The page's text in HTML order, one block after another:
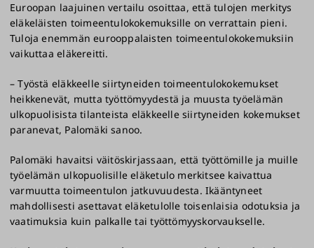
Euroopan laajuinen vertailu osoittaa, että tulojen merkitys
eläkeläisten toimeentulokokemuksille on verrattain pieni.
Tuloja enemmän eurooppalaisten toimeentulokokemuksiin
vaikuttaa eläkereitti.
– Työstä eläkkeelle siirtyneiden toimeentulokokemukset
heikkenevät, mutta työttömyydestä ja muusta työelämän
ulkopuolisista tilanteista eläkkeelle siirtyneiden kokemukset
paranevat, Palomäki sanoo.
Palomäki havaitsi väitöskirjassaan, että työttömille ja muille
työelämän ulkopuolisille eläketulo merkitsee kaivattua
varmuutta toimeentulon jatkuvuudesta. Ikääntyneet
mahdollisesti asettavat eläketulolle toisenlaisia odotuksia ja
vaatimuksia kuin palkalle tai työttömyyskorvaukselle.